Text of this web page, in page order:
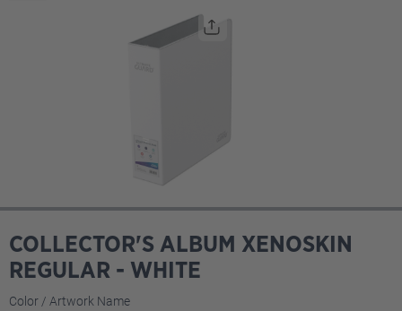
COLLECTOR'S ALBUM XENOSKIN
REGULAR - WHITE
Sélectionnez
Color / Artwork Name